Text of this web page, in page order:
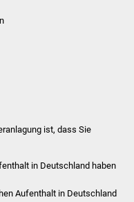
ist, dass Sie
in Deutschland haben
Aufenthalt in Deutschland